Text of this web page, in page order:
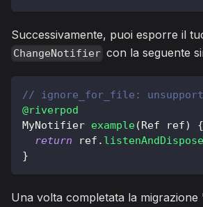
Successivamente, puoi esporre il
ChangeNotifier con la seguente
// ignore_for_file:
@riverpod
MyNotifier example(Ref ref)
{
return ref .
}
Una volta completata la migrazione